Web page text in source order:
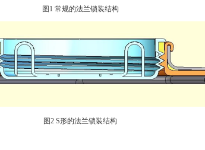
图1 常规的法兰锁装结构
图2 S形的法兰锁装结构